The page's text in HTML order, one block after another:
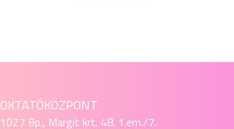
OKTATÓKÖZPONT
1027 Bp., Margit krt. 48. 1.em./7.